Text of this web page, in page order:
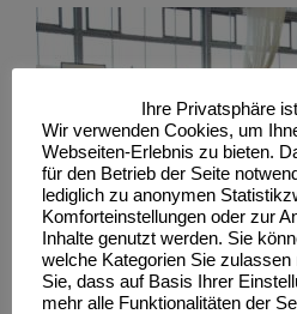
Ihre Privatsphäre
Wir verwenden Cookies, um
Webseiten-Erlebnis zu bieten.
für den Betrieb der Seite
lediglich zu anonymen
Komforteinstellungen oder zur
Inhalte genutzt werden. Sie
welche Kategorien Sie
Sie, dass auf Basis Ihrer
mehr alle Funktionalitäten der